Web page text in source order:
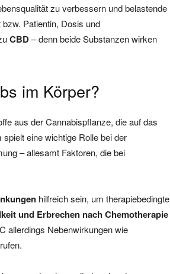
zu verbessern und belastende
Patientin, Dosis und
CBD– denn beide Substanzen wirken
im Körper?
aus der Cannabispflanze, die auf das
eine wichtige Rolle bei der
– allesamt Faktoren, die bei
hilfreich sein, um therapiebedingte
und Erbrechen nach Chemotherapie
allerdings Nebenwirkungen wie